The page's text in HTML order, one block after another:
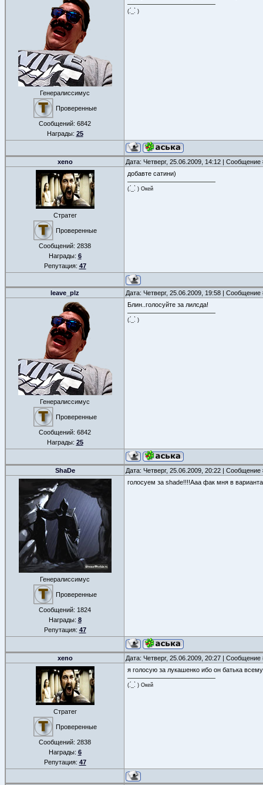
Генералиссимус
Проверенные
Сообщений: 6842
Награды: 25
(.́_.̀ )
xeno Дата: Четверг, 25.06.2009, 14:12 |
Стратег
Проверенные
Сообщений: 2838
Награды: 6
Репутация: 47
добавте сатини)
(.́_.̀ ) Окей
leave_plz Дата: Четверг, 25.06.2009, 19:58 |
Генералиссимус
Проверенные
Сообщений: 6842
Награды: 25
Блин..голосуйте за лилсда!
(.́_.̀ )
ShaDe Дата: Четверг, 25.06.2009, 20:22 |
Генералиссимус
Проверенные
Сообщений: 1824
Награды: 8
Репутация: 47
голосуем за shade!!!!Ааа фак мня в
xeno Дата: Четверг, 25.06.2009, 20:27 |
Стратег
Проверенные
Сообщений: 2838
Награды: 6
Репутация: 47
я голосую за лукашенко ибо он батька
(.́_.̀ ) Окей